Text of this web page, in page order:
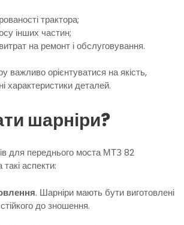
трактора;
інших частин;
на ремонт і обслуговування.
важливо орієнтуватися на якість,
характеристики деталей.
шарніри?
для переднього моста МТЗ 82
аспекти:
. Шарніри мають бути виготовлені
до зношення.